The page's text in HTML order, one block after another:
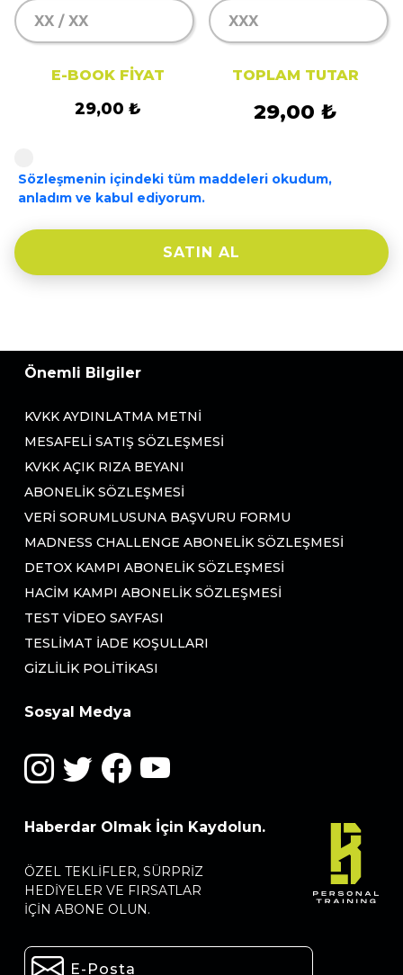
E-BOOK FIYAT
29,00 ₺
TOPLAM TUTAR
29,00 ₺
Sözleşmenin içindeki tüm maddeleri okudum,
anladım ve kabul ediyorum.
SATIN AL
Önemli Bilgiler
KVKK AYDINLATMA METNI
MESAFELI SATIŞ SÖZLEŞMESI
KVKK AÇIK RIZA BEYANI
ABONELIK SÖZLEŞMESI
VERI SORUMLUSUNA BAŞVURU FORMU
MADNESS CHALLENGE ABONELIK SÖZLEŞMESI
DETOX KAMPI ABONELIK SÖZLEŞMESI
HACIM KAMPI ABONELIK SÖZLEŞMESI
TEST VIDEO SAYFASI
TESLIMAT İADE KOŞULLARI
GIZLILIK POLITIKASI
Sosyal Medya
Haberdar Olmak İçin Kaydolun.
ÖZEL TEKLIFLER, SÜRPRIZ
HEDIYELER VE FIRSATLAR
IÇIN ABONE OLUN.